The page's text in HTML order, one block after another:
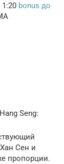
bonus до
Seng:
Сен и
пропорции.